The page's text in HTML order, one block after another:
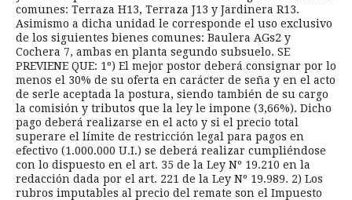
comunes: Terraza H13, Terraza J13 y Jardinera R13.
Asimismo a dicha unidad le corresponde el uso exclusivo
de los siguientes bienes comunes: Baulera AGs2 y
Cochera 7, ambas en planta segundo subsuelo. SE
PREVIENE QUE: 1º) El mejor postor deberá consignar por lo
menos el 30% de su oferta en carácter de seña y en el acto
de serle aceptada la postura, siendo también de su cargo
la comisión y tributos que la ley le impone (3,66%). Dicho
pago deberá realizarse en el acto y si el precio total
superare el límite de restricción legal para pagos en
efectivo (1.000.000 U.I.) se deberá realizar cumpliéndose
con lo dispuesto en el art. 35 de la Ley Nº 19.210 en la
redacción dada por el art. 221 de la Ley Nº 19.989. 2) Los
rubros imputables al precio del remate son el Impuesto